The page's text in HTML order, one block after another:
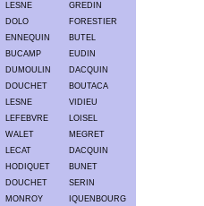
LESNE
GREDIN
DOLO
FORESTIER
ENNEQUIN
BUTEL
BUCAMP
EUDIN
DUMOULIN
DACQUIN
DOUCHET
BOUTACA
LESNE
VIDIEU
LEFEBVRE
LOISEL
WALET
MEGRET
LECAT
DACQUIN
HODIQUET
BUNET
DOUCHET
SERIN
MONROY
IQUENBOURG